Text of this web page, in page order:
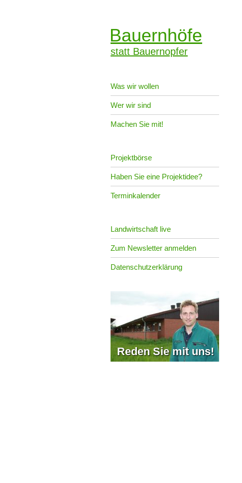
Bauernhöfe
statt Bauernopfer
Was wir wollen
Wer wir sind
Machen Sie mit!
Projektbörse
Haben Sie eine Projektidee?
Terminkalender
Landwirtschaft live
Zum Newsletter anmelden
Datenschutzerklärung
Reden Sie mit uns!